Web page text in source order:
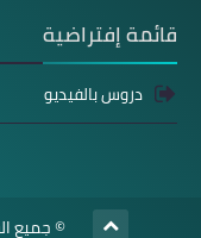
قائمة إفتراضية
دروس بالفيديو
© جميع